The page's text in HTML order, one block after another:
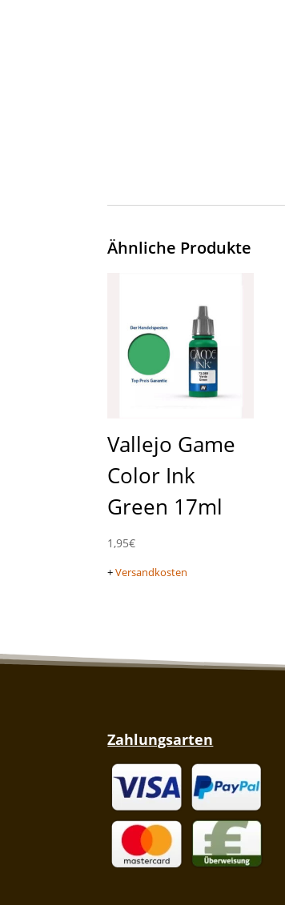
Ähnliche Produkte
Vallejo Game
Color Ink
Green 17ml
1,95€
+Versandkosten
Zahlungsarten